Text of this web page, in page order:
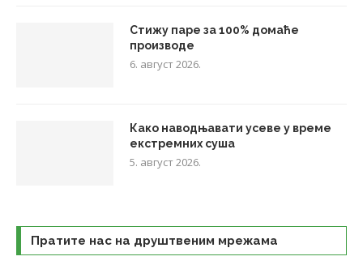
Стижу паре за 100% домаће
производе
6. август 2026.
Како наводњавати усеве у време
екстремних суша
5. август 2026.
Пратите нас на друштвеним мрежама